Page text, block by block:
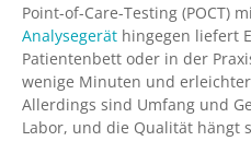
Point-of-Care-Testing (POCT)
Analysegerät hingegen liefert
Patientenbett oder in der
wenige Minuten und
Allerdings sind Umfang und
Labor, und die Qualität hängt